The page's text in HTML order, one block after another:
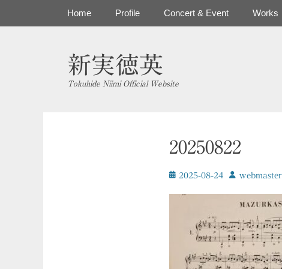
新実徳英
Tokuhide Niimi Official Website
メインメニュー
Home Profile Concert & Event Works
20250822
投 2025-08-24
投 ｗebmaster